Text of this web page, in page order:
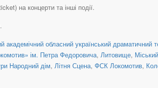
на концерти та інші події.
академічний обласний український драматичний
ім. Петра Федоровича, Литовище,
Народний дім, Літня Сцена, ФСК Локомотив,